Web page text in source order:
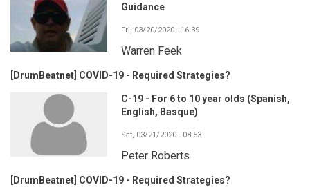
Guidance
Fri, 03/20/2020 - 16:39
Warren Feek
[DrumBeatnet] COVID-19 - Required Strategies?
C-19 - For 6 to 10 year olds (Spanish,
English, Basque)
Sat, 03/21/2020 - 08:53
Peter Roberts
[DrumBeatnet] COVID-19 - Required Strategies?